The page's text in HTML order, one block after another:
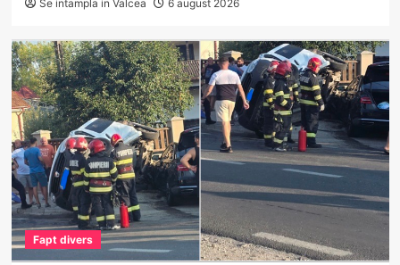
Se intampla in Valcea 6 august 2026
Fapt divers